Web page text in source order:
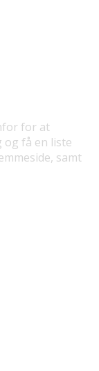
for at
og få en liste
samt